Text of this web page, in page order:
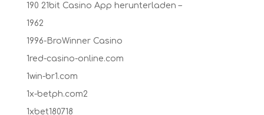
190 21bit Casino App herunterladen –
1962
1996-BroWinner Casino
1red-casino-online.com
1win-br1.com
1x-betph.com2
1xbet180718